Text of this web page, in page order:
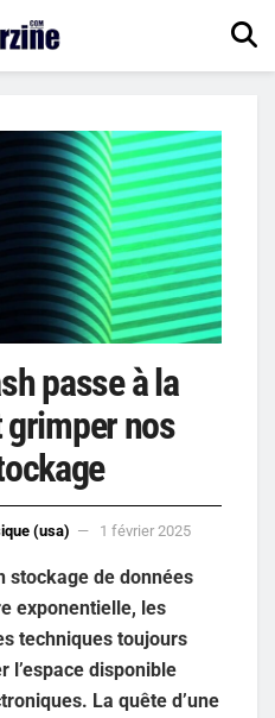
passe à la
nos
(usa) 1 février 2025
stockage de données
exponentielle, les
techniques toujours
l’espace disponible
La quête d’une